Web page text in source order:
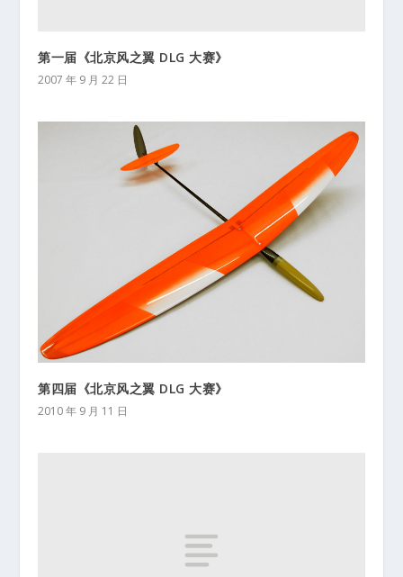
第一届《北京风之翼 DLG 大赛》
2007 年 9 月 22 日
第四届《北京风之翼 DLG 大赛》
2010 年 9 月 11 日